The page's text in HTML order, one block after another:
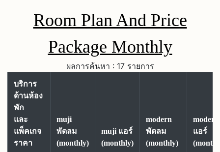
Room Plan And Price
Package Monthly
ผลการค้นหา : 17 รายการ
บริการ
ด้านห้อง
พัก
และ
แพ็คเกจ
ราคา
muji
พัดลม
(monthly)
muji แอร์
(monthly)
modern
พัดลม
(monthly)
modern
แอร์